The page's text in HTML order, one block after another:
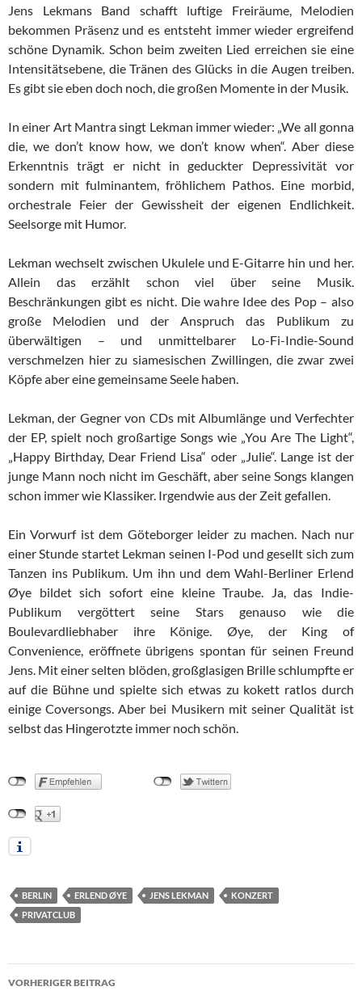
Jens Lekmans Band schafft luftige Freiräume, Melodien
bekommen Präsenz und es entsteht immer wieder ergreifend
schöne Dynamik. Schon beim zweiten Lied erreichen sie eine
Intensitätsebene, die Tränen des Glücks in die Augen treiben.
Es gibt sie eben doch noch, die großen Momente in der Musik.
In einer Art Mantra singt Lekman immer wieder: „We all gonna
die, we don’t know how, we don’t know when“. Aber diese
Erkenntnis trägt er nicht in geduckter Depressivität vor
sondern mit fulminantem, fröhlichem Pathos. Eine morbid,
orchestrale Feier der Gewissheit der eigenen Endlichkeit.
Seelsorge mit Humor.
Lekman wechselt zwischen Ukulele und E-Gitarre hin und her.
Allein das erzählt schon viel über seine Musik.
Beschränkungen gibt es nicht. Die wahre Idee des Pop – also
große Melodien und der Anspruch das Publikum zu
überwältigen – und unmittelbarer Lo-Fi-Indie-Sound
verschmelzen hier zu siamesischen Zwillingen, die zwar zwei
Köpfe aber eine gemeinsame Seele haben.
Lekman, der Gegner von CDs mit Albumlänge und Verfechter
der EP, spielt noch großartige Songs wie „You Are The Light“,
„Happy Birthday, Dear Friend Lisa“ oder „Julie“. Lange ist der
junge Mann noch nicht im Geschäft, aber seine Songs klangen
schon immer wie Klassiker. Irgendwie aus der Zeit gefallen.
Ein Vorwurf ist dem Göteborger leider zu machen. Nach nur
einer Stunde startet Lekman seinen I-Pod und gesellt sich zum
Tanzen ins Publikum. Um ihn und dem Wahl-Berliner Erlend
Øye bildet sich sofort eine kleine Traube. Ja, das Indie-
Publikum vergöttert seine Stars genauso wie die
Boulevardliebhaber ihre Könige. Øye, der King of
Convenience, eröffnete übrigens spontan für seinen Freund
Jens. Mit einer selten blöden, großglasigen Brille schlumpfte er
auf die Bühne und spielte sich etwas zu kokett ratlos durch
einige Coversongs. Aber bei Musikern mit seiner Qualität ist
selbst das Hingerotzte immer noch schön.
BERLIN ERLEND ØYE JENS LEKMAN
KONZERT
PRIVATCLUB
Beitragsnavigation
VORHERIGER BEITRAG